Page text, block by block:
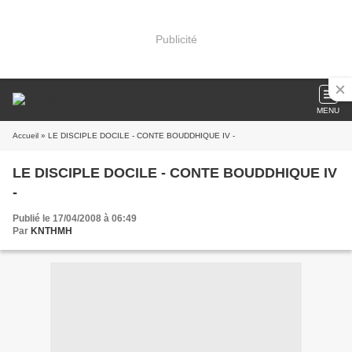
Publicité
MENU
Accueil » LE DISCIPLE DOCILE - CONTE BOUDDHIQUE IV -
LE DISCIPLE DOCILE - CONTE BOUDDHIQUE IV
-
Publié le 17/04/2008 à 06:49
Par KNTHMH